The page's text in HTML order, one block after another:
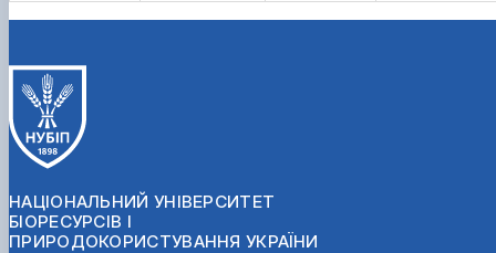
НАЦІОНАЛЬНИЙ УНІВЕРСИТЕТ
БІОРЕСУРСІВ І
ПРИРОДОКОРИСТУВАННЯ УКРАЇНИ